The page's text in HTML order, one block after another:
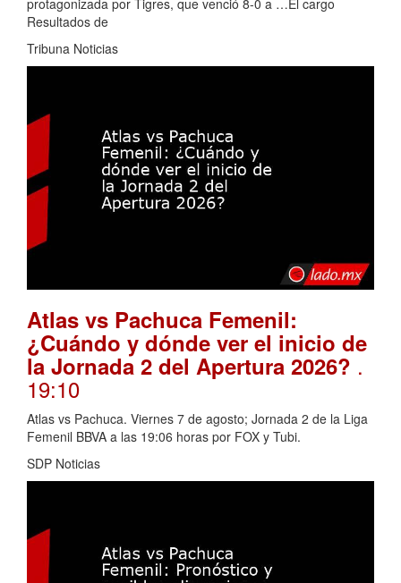
protagonizada por Tigres, que venció 8-0 a …El cargo
Resultados de
Tribuna Noticias
Atlas vs Pachuca Femenil:
¿Cuándo y dónde ver el inicio de
la Jornada 2 del Apertura 2026? .
19:10
Atlas vs Pachuca. Viernes 7 de agosto; Jornada 2 de la Liga
Femenil BBVA a las 19:06 horas por FOX y Tubi.
SDP Noticias